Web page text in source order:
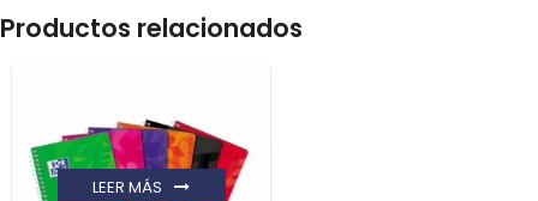
Productos relacionados
LEER MÁS